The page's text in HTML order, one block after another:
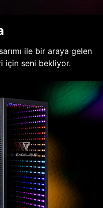
ile bir araya gelen
için seni bekliyor.